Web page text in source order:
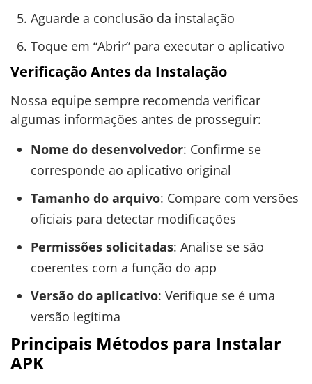
Aguarde a conclusão da instalação
Toque em “Abrir” para executar o aplicativo
Verificação Antes da Instalação
Nossa equipe sempre recomenda verificar
algumas informações antes de prosseguir:
Nome do desenvolvedor: Confirme se
corresponde ao aplicativo original
Tamanho do arquivo: Compare com versões
oficiais para detectar modificações
Permissões solicitadas: Analise se são
coerentes com a função do app
Versão do aplicativo: Verifique se é uma
versão legítima
Principais Métodos para Instalar
APK